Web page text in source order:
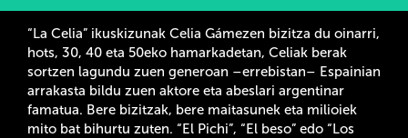
“La Celia” ikuskizunak Celia Gámezen bizitza du oinarri,
hots, 30, 40 eta 50eko hamarkadetan, Celiak berak
sortzen lagundu zuen generoan –errebistan– Espainian
arrakasta bildu zuen aktore eta abeslari argentinar
famatua. Bere bizitzak, bere maitasunek eta milioiek
mito bat bihurtu zuten. “El Pichi”, “El beso” edo “Los